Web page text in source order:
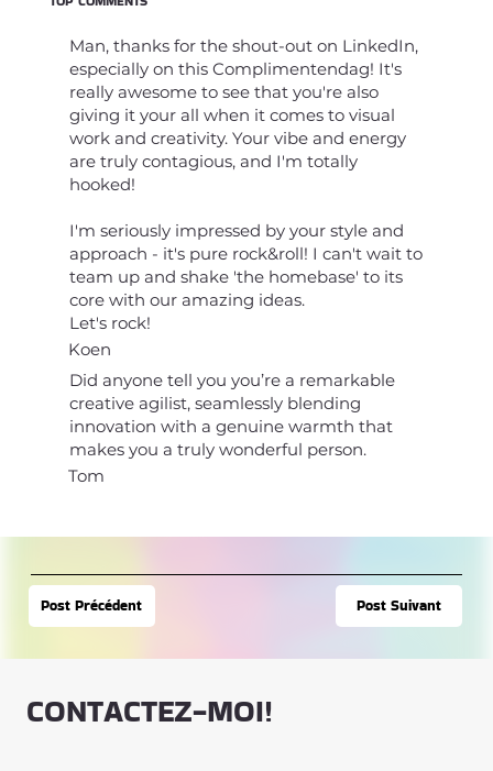
Post Précédent Post Suivant
Man, thanks for the shout-out on LinkedIn,
especially on this Complimentendag! It's
really awesome to see that you're also
giving it your all when it comes to visual
work and creativity. Your vibe and energy
are truly contagious, and I'm totally
hooked!
I'm seriously impressed by your style and
approach - it's pure rock&roll! I can't wait to
team up and shake 'the homebase' to its
core with our amazing ideas.
Let's rock!
Koen
Did anyone tell you you’re a remarkable
creative agilist, seamlessly blending
innovation with a genuine warmth that
makes you a truly wonderful person.
Tom
CONTACTEZ-MOI!